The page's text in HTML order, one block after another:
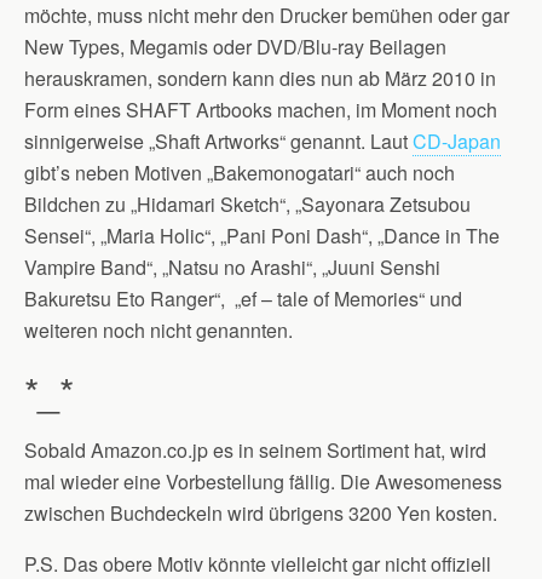
möchte, muss nicht mehr den Drucker bemühen oder gar
New Types, Megamis oder DVD/Blu-ray Beilagen
herauskramen, sondern kann dies nun ab März 2010 in
Form eines SHAFT Artbooks machen, im Moment noch
sinnigerweise „Shaft Artworks“ genannt. LautCD-Japan
gibt’s neben Motiven „Bakemonogatari“ auch noch
Bildchen zu „Hidamari Sketch“, „Sayonara Zetsubou
Sensei“, „Maria Holic“, „Pani Poni Dash“, „Dance in The
Vampire Band“, „Natsu no Arashi“, „Juuni Senshi
Bakuretsu Eto Ranger“, „ef – tale of Memories“ und
weiteren noch nicht genannten.
*_*
Sobald Amazon.co.jp es in seinem Sortiment hat, wird
mal wieder eine Vorbestellung fällig. Die Awesomeness
zwischen Buchdeckeln wird übrigens 3200 Yen kosten.
P.S. Das obere Motiv könnte vielleicht gar nicht offiziell